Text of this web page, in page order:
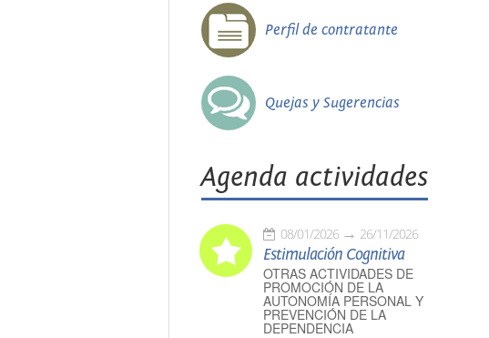
Perfil de contratante
Quejas y Sugerencias
Agenda actividades
08/01/2026 26/11/2026
Estimulación Cognitiva
OTRAS ACTIVIDADES DE
PROMOCIÓN DE LA
AUTONOMÍA PERSONAL Y
PREVENCIÓN DE LA
DEPENDENCIA